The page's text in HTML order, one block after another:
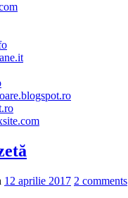
12 aprilie 2017 2 comments